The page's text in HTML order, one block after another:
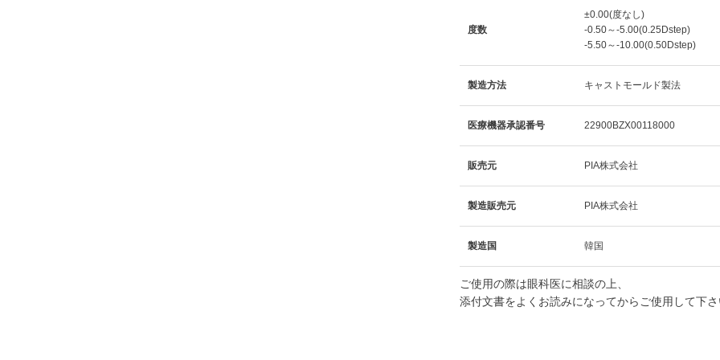
度数
±0.00(度なし)
-0.50～-5.00(0.25Dstep)
-5.50～-10.00(0.50Dstep)
製造方法 キャストモールド製法
医療機器承認番号 22900BZX00118000
販売元 PIA株式会社
製造販売元 PIA株式会社
製造国 韓国
ご使用の際は眼科医に相談の上、
添付文書をよくお読みになってからご使用して下